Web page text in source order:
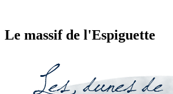
Le massif de l'Espiguette